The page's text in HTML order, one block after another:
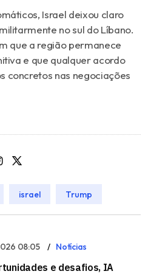
Israel deixou claro
no sul do Líbano.
que a região permanece
e que qualquer acordo
concretos nas negociações
israel Trump
08:05 Notícias
e desafios, IA